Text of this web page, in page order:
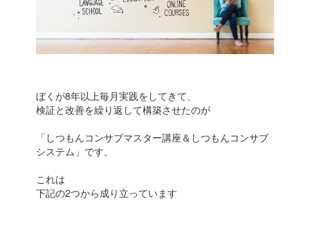
ぼくが8年以上毎月実践をしてきて、
検証と改善を繰り返して構築させたのが
「しつもんコンサブマスター講座＆しつもんコンサブ
システム」です。
これは
下記の2つから成り立っています